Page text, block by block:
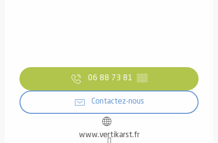
06 88 73 81 ▒▒
Contactez-nous
www.vertikarst.fr